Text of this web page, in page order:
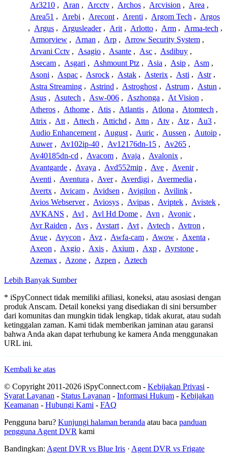
Ar3210 , Aran , Arcctv , Archos , Arcvision , Area ,
Area51 , Arebi , Arecont , Arenti , Argom Tech , Argos
, Argus , Argusleader , Arit , Arlotto , Arm , Arma-tech ,
Armorview , Arnan , Arp , Arrow Security System ,
Arvani Cctv , Asagio , Asante , Asc , Asdibuy ,
Asecam , Asgari , Ashmount Ptz , Asia , Asip , Asm ,
Asoni , Aspac , Asrock , Astak , Asterix , Asti , Astr ,
Astra Streaming , Astrind , Astroghost , Astrum , Astun ,
Asus , Asutech , Asw-006 , Aszhonga , At Vision ,
Atheros , Athome , Atis , Atlantis , Atlona , Atomtech ,
Atrix , Att , Attech , Attichd , Attn , Atv , Atz , Au3 ,
Audio Enhancement , August , Auric , Aussen , Autoip ,
Auwer , Av102ip-40 , Av12176dn-15 , Av265 ,
Av40185dn-cd , Avacom , Avaja , Avalonix ,
Avantgarde , Avaya , Avd552mip , Ave , Avenir ,
Aventi , Aventura , Aver , Averdigi , Avermedia ,
Avertx , Avicam , Avidsen , Avigilon , Avilink ,
Avios Webserver , Aviosys , Avipas , Aviptek , Avistek ,
AVKANS , Avl , Avl Hd Dome , Avn , Avonic ,
Avr Raiden , Avs , Avstart , Avt , Avtech , Avtron ,
Avue , Avycon , Avz , Awfa-cam , Awow , Axenta ,
Axeon , Axgio , Axis , Axium , Axp , Ayrstone ,
Azemax , Azone , Azpen , Aztech
Lebih Banyak Sumber
* iSpyConnect tidak memiliki afiliasi, koneksi, atau asosiasi dengan
produk Anscam. Detail koneksi yang disediakan di sini bersumber
dari komunitas dan mungkin tidak lengkap, tidak akurat, atau sudah
ketinggalan zaman. Kami tidak memberikan jaminan atau garansi
bahwa Anda akan dapat terhubung ke kamera Anda menggunakan
URL ini.
Kembali ke atas
© Copyright 2011-2026 iSpyConnect.com - Kebijakan Privasi -
Syarat Layanan - Status Layanan - Informasi Hukum - Kebijakan
Keamanan - Hubungi Kami - FAQ
Pengguna baru? Kunjungi halaman beranda atau baca panduan
pengguna Agent DVR kami
Bandingkan: Agent DVR vs Blue Iris · Agent DVR vs Frigate